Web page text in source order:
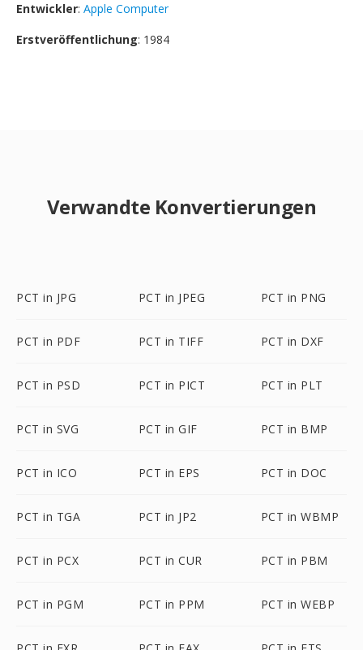
Entwickler: Apple Computer
Erstveröffentlichung: 1984
Verwandte Konvertierungen
PCT in JPG PCT in JPEG PCT in PNG
PCT in PDF PCT in TIFF PCT in DXF
PCT in PSD PCT in PICT PCT in PLT
PCT in SVG PCT in GIF PCT in BMP
PCT in ICO PCT in EPS PCT in DOC
PCT in TGA PCT in JP2 PCT in WBMP
PCT in PCX PCT in CUR PCT in PBM
PCT in PGM PCT in PPM PCT in WEBP